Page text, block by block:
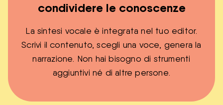
condividere le conoscenze
La sintesi vocale è integrata nel tuo editor.
Scrivi il contenuto, scegli una voce, genera la
narrazione. Non hai bisogno di strumenti
aggiuntivi né di altre persone.